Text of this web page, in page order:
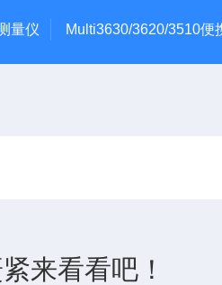
量仪 Multi3630/3620/3510便
来看看吧！